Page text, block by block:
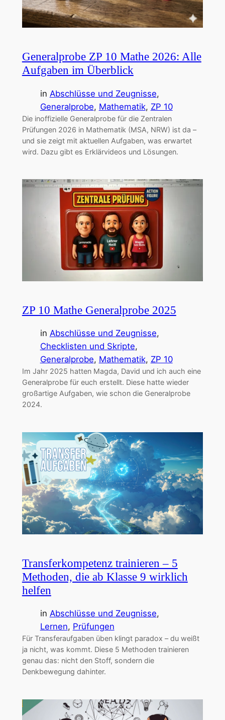
Generalprobe ZP 10 Mathe 2026: Alle
Aufgaben im Überblick
in Abschlüsse und Zeugnisse
Generalprobe, Mathematik, ZP 10
Die inoffizielle Generalprobe für die Zentralen
Prüfungen 2026 in Mathematik (MSA, NRW) ist da –
und sie zeigt mit aktuellen Aufgaben, was erwartet
wird. Dazu gibt es Erklärvideos und Lösungen.
ZP 10 Mathe Generalprobe 2025
in Abschlüsse und Zeugnisse
Checklisten und Skripte
Generalprobe, Mathematik, ZP 10
Im Jahr 2025 hatten Magda, David und ich auch eine
Generalprobe für euch erstellt. Diese hatte wieder
großartige Aufgaben, wie schon die Generalprobe
2024.
Transferkompetenz trainieren – 5
Methoden, die ab Klasse 9 wirklich
helfen
in Abschlüsse und Zeugnisse
Lernen, Prüfungen
Für Transferaufgaben üben klingt paradox – du weißt
ja nicht, was kommt. Diese 5 Methoden trainieren
genau das: nicht den Stoff, sondern die
Denkbewegung dahinter.